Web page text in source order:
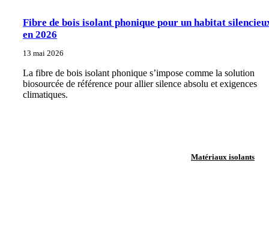
Fibre de bois isolant phonique pour un habitat
en 2026
13 mai 2026
La fibre de bois isolant phonique s’impose comme la solution
biosourcée de référence pour allier silence absolu et exigences
climatiques.
Matériaux isolants